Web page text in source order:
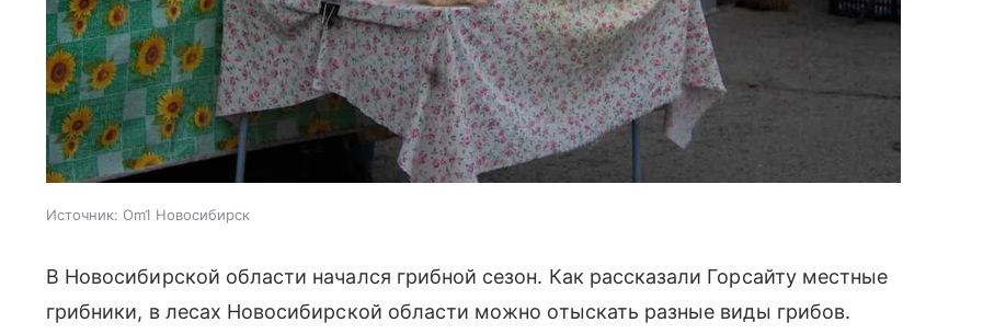
Источник: Om1 Новосибирск
В Новосибирской области начался грибной сезон. Как рассказали Горсайту местные
грибники, в лесах Новосибирской области можно отыскать разные виды грибов.